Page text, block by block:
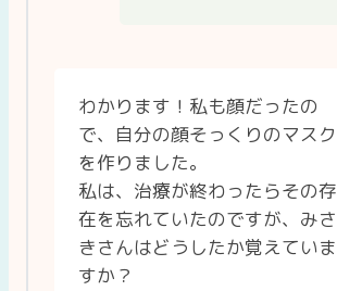
わかります！私も顔だったの
で、自分の顔そっくりのマスク
を作りました。
私は、治療が終わったらその存
在を忘れていたのですが、みさ
きさんはどうしたか覚えていま
すか？